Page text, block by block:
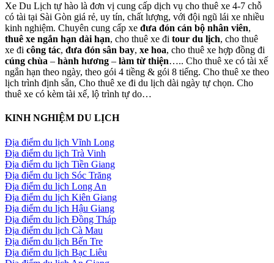
Xe Du Lịch tự hào là đơn vị cung cấp dịch vụ cho thuê xe 4-7 chỗ
có tài tại Sài Gòn giá rẻ, uy tín, chất lượng, với đội ngũ lái xe nhiều
kinh nghiệm. Chuyên cung cấp xe đưa đón cán bộ nhân viên,
thuê xe ngắn hạn dài hạn, cho thuê xe đi tour du lịch, cho thuê
xe đi công tác, đưa đón sân bay, xe hoa, cho thuê xe hợp đồng đi
cúng chùa – hành hương – làm từ thiện….. Cho thuê xe có tài xế
ngắn hạn theo ngày, theo gói 4 tiềng & gói 8 tiếng. Cho thuê xe theo
lịch trình định sẵn, Cho thuê xe đi du lịch dài ngày tự chọn. Cho
thuê xe có kèm tài xế, lộ trình tự do…
KINH NGHIỆM DU LỊCH
Địa điểm du lịch Vĩnh Long
Địa điểm du lịch Trà Vinh
Địa điểm du lịch Tiền Giang
Địa điểm du lịch Sóc Trăng
Địa điểm du lịch Long An
Địa điểm du lịch Kiên Giang
Địa điểm du lịch Hậu Giang
Địa điểm du lịch Đồng Tháp
Địa điểm du lịch Cà Mau
Địa điểm du lịch Bến Tre
Địa điểm du lịch Bạc Liêu